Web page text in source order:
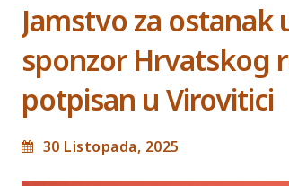
Jamstvo za
sponzor Hrvatskog
potpisan u Virovitici
30 Listopada, 2025